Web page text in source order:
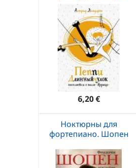
6,20 €
Ноктюрны для
фортепиано. Шопен